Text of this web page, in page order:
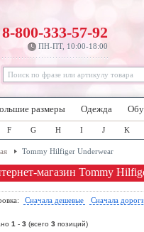
8-800-333-57-92
ПН-ПТ, 10:00-18:00
размеры Одежда
F G H I J K
Tommy Hilfiger Underwear
магазин Tommy
Сначала дешевые Сначала
1 - 3 (всего 3 позиций)